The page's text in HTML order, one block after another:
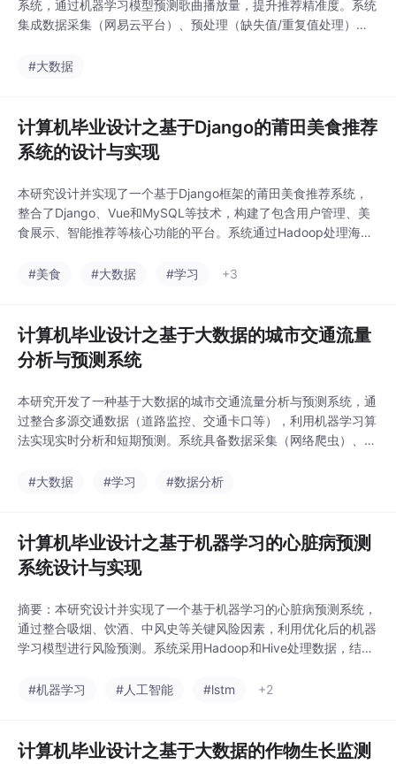
系统，通过机器学习模型预测歌曲播放量，提升推荐精准度。系统
集成数据采集（网易云平台）、预处理（缺失值/重复值处理）、
o框架开发）训练预测模型，优化冷门歌曲推荐。功能模块涵盖后
#大数据
计算机毕业设计之基于Django的莆田美食推荐
系统的设计与实现
本研究设计并实现了一个基于Django框架的莆田美食推荐系统，
整合了Django、Vue和MySQL等技术，构建了包含用户管理、美
食展示、智能推荐等核心功能的平台。系统通过Hadoop处理海量
推荐和未来三天热门产品预测。平台提供直观的数据可视化界面，
#美食 #大数据 #学习 +3
计算机毕业设计之基于大数据的城市交通流量
分析与预测系统
本研究开发了一种基于大数据的城市交通流量分析与预测系统，通
过整合多源交通数据（道路监控、交通卡口等），利用机器学习算
法实现实时分析和短期预测。系统具备数据采集（网络爬虫）、清
明能有效提升交通管理效率、缓解拥堵。系统设计注重实用性和可
#大数据 #学习 #数据分析
计算机毕业设计之基于机器学习的心脏病预测
系统设计与实现
摘要：本研究设计并实现了一个基于机器学习的心脏病预测系统，
通过整合吸烟、饮酒、中风史等关键风险因素，利用优化后的机器
学习模型进行风险预测。系统采用Hadoop和Hive处理数据，结合
确性和系统的实用性，为心脏病早期筛查提供了智能化工具。未来
#机器学习 #人工智能 #lstm +2
计算机毕业设计之基于大数据的作物生长监测